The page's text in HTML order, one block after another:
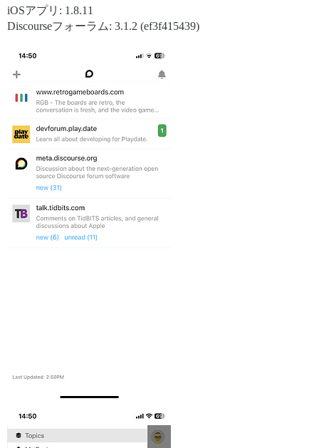
iOSアプリ: 1.8.11
Discourseフォーラム: 3.1.2 (ef3f415439)